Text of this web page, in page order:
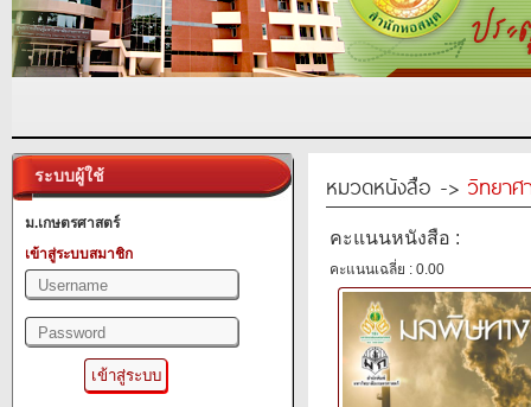
ระบบผู้ใช้
ม.เกษตรศาสตร์
เข้าสู่ระบบสมาชิก
หมวดหนังสือ -> วิทยาศ
คะแนนหนังสือ :
คะแนนเฉลี่ย : 0.00